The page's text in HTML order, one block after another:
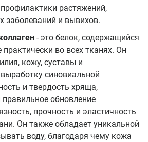
растяжений,
заболеваний и вывихов.
- это белок, содержащийся
во всех тканях. Он
кожу, суставы и
синовиальной
и твердость хряща,
обновление
прочность и эластичность
Он также обладает уникальной
воду, благодаря чему кожа